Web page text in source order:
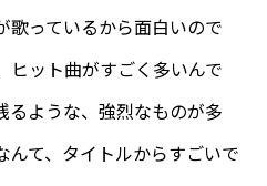
歌っているから面白いので
ヒット曲がすごく多いんで
るような、強烈なものが多
んて、タイトルからすごいで